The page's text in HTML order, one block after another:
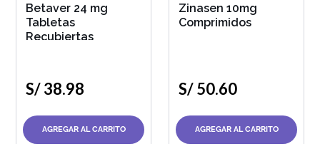
Betaver 24 mg
Tabletas
Recubiertas
S/38.98
AGREGAR AL CARRITO
Zinasen 10mg
Comprimidos
S/50.60
AGREGAR AL CARRITO